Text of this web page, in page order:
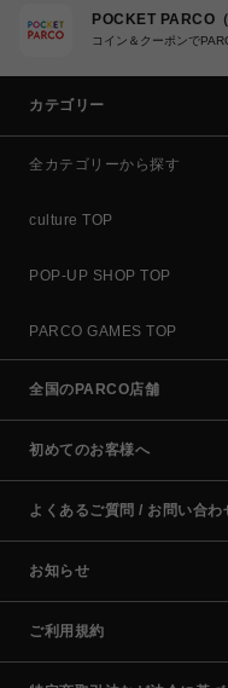
POCKET PARCO
コイン＆クーポンで
カテゴリー
全カテゴリーから探す
culture TOP
POP-UP SHOP TOP
PARCO GAMES TOP
全国のPARCO店舗
初めてのお客様へ
よくあるご質問 / お問い合わ
お知らせ
ご利用規約